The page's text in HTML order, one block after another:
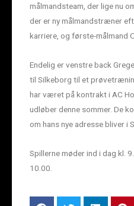
målmandsteam, der lige nu
der er ny målmandstræner
karriere, og første-målmand
Endelig er venstre back
til Silkeborg til et
har været på kontrakt i AC
udløber denne sommer. De
om hans nye adresse bliver i
Spillerne møder ind i dag kl.
10.00.